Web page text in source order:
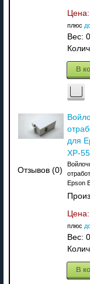
Цена:
плюс
Вес:
В
Отзывов (0)
для
XP-
Epson
Цена:
плюс
Вес:
В